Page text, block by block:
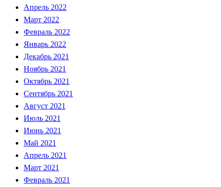
Апрель 2022
Март 2022
Февраль 2022
Январь 2022
Декабрь 2021
Ноябрь 2021
Октябрь 2021
Сентябрь 2021
Август 2021
Июль 2021
Июнь 2021
Май 2021
Апрель 2021
Март 2021
Февраль 2021